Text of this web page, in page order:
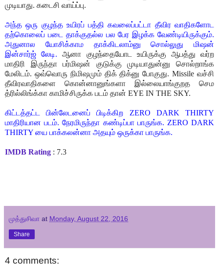
முடியாது. கடைசி வாய்ப்பு.
அந்த ஒரு குழந்த உயிரப் பத்தி கவலைப்பட்டா தீவிர வாதிகளோட
தற்கொலைப் படை தாக்குதல்ல பல பேர இழக்க வேண்டியிருக்கும்.
அதுனால யோசிக்காம தாக்கிடலாம்னு சொல்லுது மிஷன்
இன்சார்ஜ் லேடி. ஆனா குழந்தையோட உயிருக்கு ஆபத்து வர்ற
மாதிரி இருந்தா பர்மிஷன் குடுக்கு முடியாதுன்னு சொல்றாங்க
மேலிடம். ஒவ்வொரு நிமிஷமும் திக் திக்னு போகுது. Missile வச்சி
தீவிரவாதிகளை கொன்னானுங்களா இல்லையாங்குறத செம
த்ரில்லிங்க்கா காமிச்சிருக்க படம் தான் EYE IN THE SKY.
கிட்டத்தட்ட பின்லேடனைப் பிடிக்கிற ZERO DARK THIRTY
மாதிரியான படம். நேரமிருந்தா கண்டிப்பா பாருங்க. ZERO DARK
THIRTY யை பாக்கலன்னா அதயும் ஒருக்கா பாருங்க.
IMDB Rating : 7.3
முத்துசிவா at Monday, August 22, 2016
Share
4 comments: